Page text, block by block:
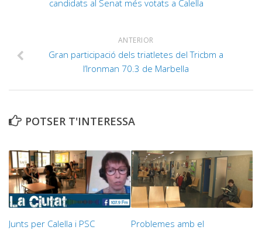
candidats al Senat més votats a Calella
ANTERIOR
Gran participació dels triatletes del Tricbm a
l’Ironman 70.3 de Marbella
POTSER T'INTERESSA
Junts per Calella i PSC
Problemes amb el